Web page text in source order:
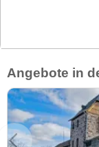
Angebote in